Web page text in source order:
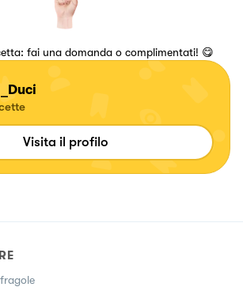
fai una domanda o complimentati! 😋
Visita il profilo